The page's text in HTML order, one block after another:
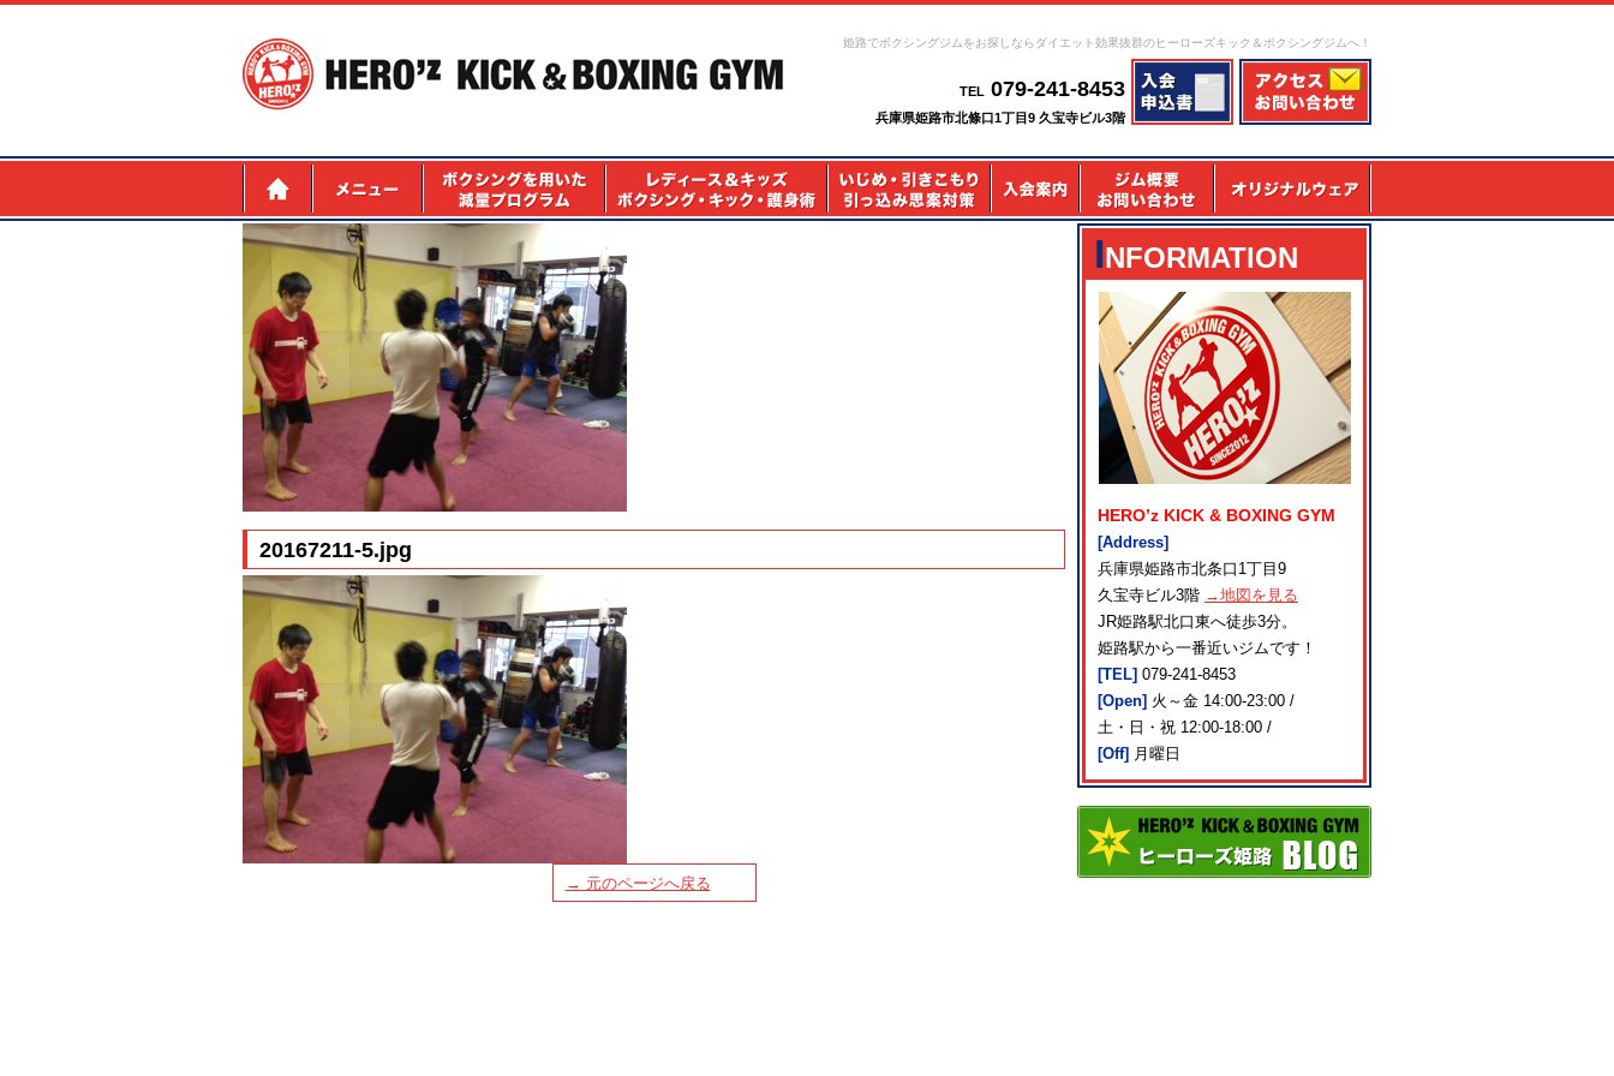
姫路でボクシングジムをお探しならダイエット効果抜群のヒーローズキック＆ボクシングジムへ！
TEL 079-241-8453
兵庫県姫路市北條口1丁目9 久宝寺ビル3階
20167211-5.jpg
→ 元のページへ戻る
INFORMATION
HERO’z KICK & BOXING GYM
[Address]
兵庫県姫路市北条口1丁目9
久宝寺ビル3階 →地図を見る
JR姫路駅北口東へ徒歩3分。
姫路駅から一番近いジムです！
[TEL] 079-241-8453
[Open] 火～金 14:00-23:00 /
土・日・祝 12:00-18:00 /
[Off] 月曜日